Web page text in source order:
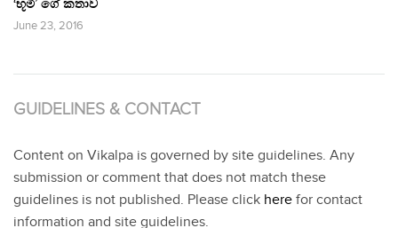
‘භූමි’ ගේ කතාව
June 23, 2016
GUIDELINES & CONTACT
Content on Vikalpa is governed by site guidelines. Any
submission or comment that does not match these
guidelines is not published. Please click here for contact
information and site guidelines.